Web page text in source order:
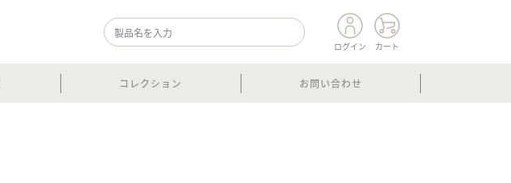
ログイン カート
コレクション お問い合わせ